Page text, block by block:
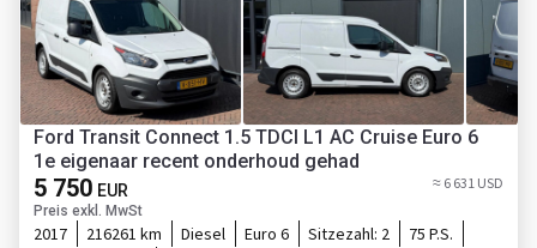
Farbe
Rot
Motor/Antrieb
Schadstoffklasse
Euro 6
Kraftstoffart
Diesel
Hubraum
4580 ccm
Zylinder im Motor
Ford Transit Connect 1.5 TDCI L1 AC Cruise Euro 6
1e eigenaar recent onderhoud gehad
5 750 EUR
Preis exkl. MwSt
≈ 6 631 USD
2017 216261 km Diesel Euro 6 Sitzezahl: 2
75 P.S.